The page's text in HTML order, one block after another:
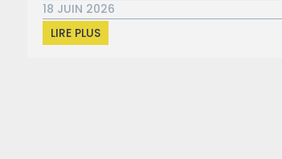
18 JUIN 2026
LIRE PLUS